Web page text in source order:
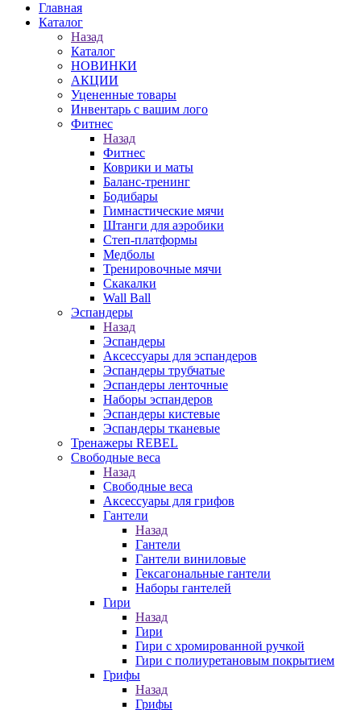
Главная
Каталог
Назад
Каталог
НОВИНКИ
АКЦИИ
Уцененные товары
Инвентарь с вашим лого
Фитнес
Назад
Фитнес
Коврики и маты
Баланс-тренинг
Бодибары
Гимнастические мячи
Штанги для аэробики
Степ-платформы
Медболы
Тренировочные мячи
Скакалки
Wall Ball
Эспандеры
Назад
Эспандеры
Аксессуары для эспандеров
Эспандеры трубчатые
Эспандеры ленточные
Наборы эспандеров
Эспандеры кистевые
Эспандеры тканевые
Тренажеры REBEL
Свободные веса
Назад
Свободные веса
Аксессуары для грифов
Гантели
Назад
Гантели
Гантели виниловые
Гексагональные гантели
Наборы гантелей
Гири
Назад
Гири
Гири с хромированной ручкой
Гири с полиуретановым покрытием
Грифы
Назад
Грифы